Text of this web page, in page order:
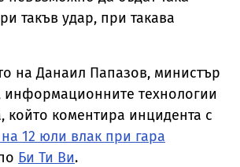
такъв удар, при такава
на Данаил Папазов, министър
информационните технологии
който коментира инцидента с
12 юли влак при гара
Би Ти Ви.